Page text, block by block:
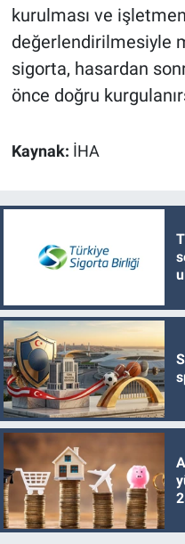
kurulması ve
değerlendirilmesiyle
sigorta, hasardan
önce doğru
Kaynak: İHA